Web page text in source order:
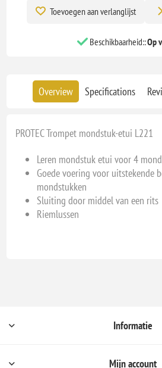
Toevoegen aan verlanglijst
Beschikbaarheid::Op
Overview Specifications
PROTEC Trompet mondstuk-etui L221
Leren mondstuk etui voor 4
Goede voering voor uitstekende
mondstukken
Sluiting door middel van een rits
Riemlussen
Informatie
Mijn account